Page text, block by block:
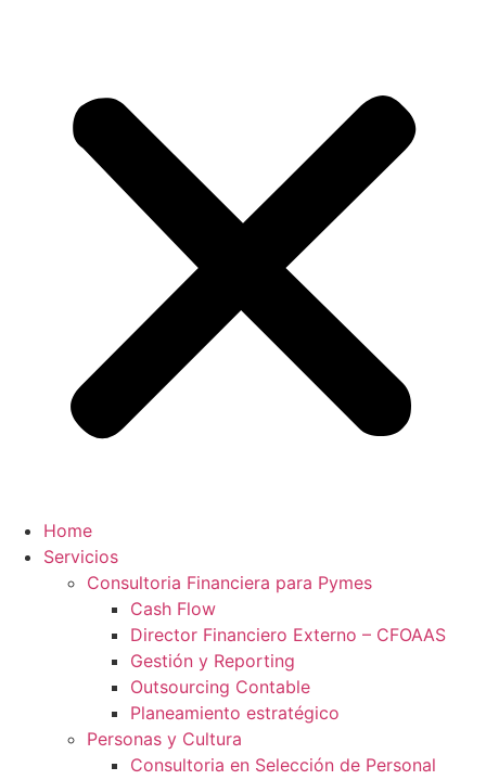
Home
Servicios
Consultoria Financiera para Pymes
Cash Flow
Director Financiero Externo – CFOAAS
Gestión y Reporting
Outsourcing Contable
Planeamiento estratégico
Personas y Cultura
Consultoria en Selección de Personal